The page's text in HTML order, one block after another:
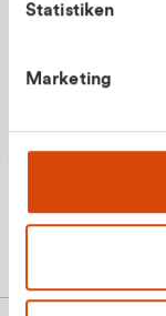
Statistiken
Marketing